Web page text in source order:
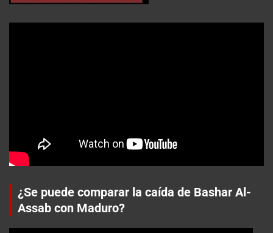
¿Se puede comparar la caída de Bashar Al-
Assab con Maduro?